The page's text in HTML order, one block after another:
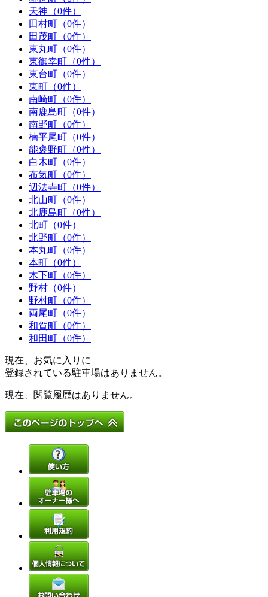
天神（0件）
田村町（0件）
田茂町（0件）
東丸町（0件）
東御幸町（0件）
東台町（0件）
東町（0件）
南崎町（0件）
南鹿島町（0件）
南野町（0件）
楠平尾町（0件）
能褒野町（0件）
白木町（0件）
布気町（0件）
辺法寺町（0件）
北山町（0件）
北鹿島町（0件）
北町（0件）
北野町（0件）
本丸町（0件）
本町（0件）
木下町（0件）
野村（0件）
野村町（0件）
両尾町（0件）
和賀町（0件）
和田町（0件）
現在、お気に入りに
登録されている駐車場はありません。
現在、閲覧履歴はありません。